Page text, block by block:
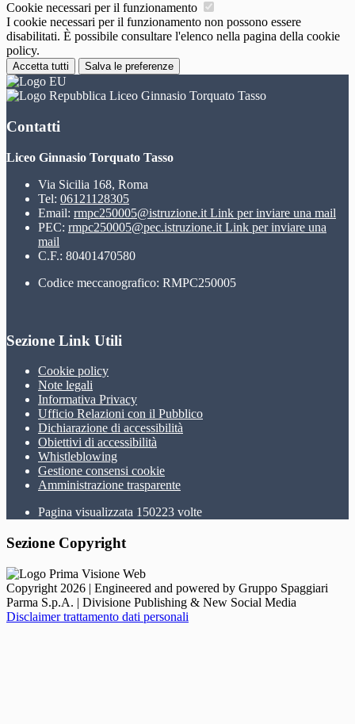
Cookie necessari per il funzionamento
I cookie necessari per il funzionamento non possono essere
disabilitati. È possibile consultare l'elenco nella pagina della cookie
policy.
Accetta tutti Salva le preferenze
Liceo Ginnasio Torquato Tasso
Contatti
Liceo Ginnasio Torquato Tasso
Via Sicilia 168, Roma
Tel: 06121128305
Email: rmpc250005@istruzione.it Link per inviare una mail
PEC: rmpc250005@pec.istruzione.it Link per inviare una
mail
C.F.: 80401470580
Codice meccanografico: RMPC250005
Sezione Link Utili
Cookie policy
Note legali
Informativa Privacy
Ufficio Relazioni con il Pubblico
Dichiarazione di accessibilità
Obiettivi di accessibilità
Whistleblowing
Gestione consensi cookie
Amministrazione trasparente
Pagina visualizzata 150223 volte
Sezione Copyright
Copyright 2026 | Engineered and powered by Gruppo Spaggiari
Parma S.p.A. | Divisione Publishing & New Social Media
Disclaimer trattamento dati personali